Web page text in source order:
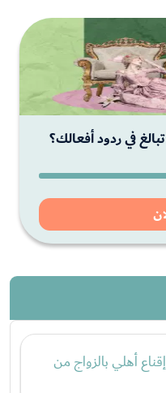
في ردود أفعالك؟
أهلي بالزواج من